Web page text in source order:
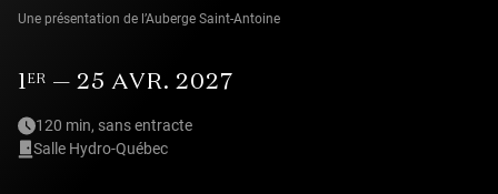
Une présentation de l’Auberge Saint-Antoine
1ER — 25 AVR. 2027
120 min, sans entracte
Salle Hydro-Québec